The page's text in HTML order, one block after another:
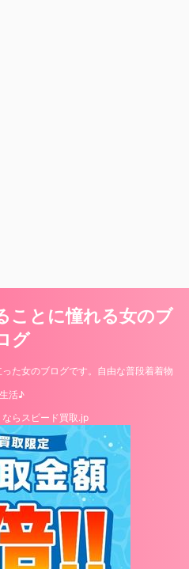
ことに憧れる女のブ
グ
た女のブログです。自由な普段着着物
生活♪
らスピード買取.jp